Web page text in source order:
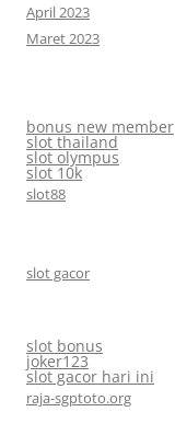
April 2023
Maret 2023
bonus new member
slot thailand
slot olympus
slot 10k
slot88
slot gacor
slot bonus
joker123
slot gacor hari ini
raja-sgptoto.org